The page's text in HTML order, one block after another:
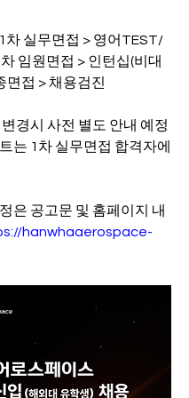
차 실무면접 > 영어TEST/
임원면접 > 인턴십(비대
면접 > 채용검진
변경시 사전 별도 안내 예정
는 1차 실무면접 합격자에
은 공고문 및 홈페이지 내
hanwhaaerospace-